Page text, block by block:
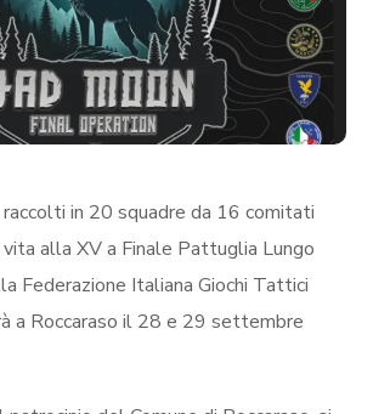
in 20 squadre da 16 comitati
vita alla XV a Finale Pattuglia Lungo
Federazione Italiana Giochi Tattici
a Roccaraso il 28 e 29 settembre